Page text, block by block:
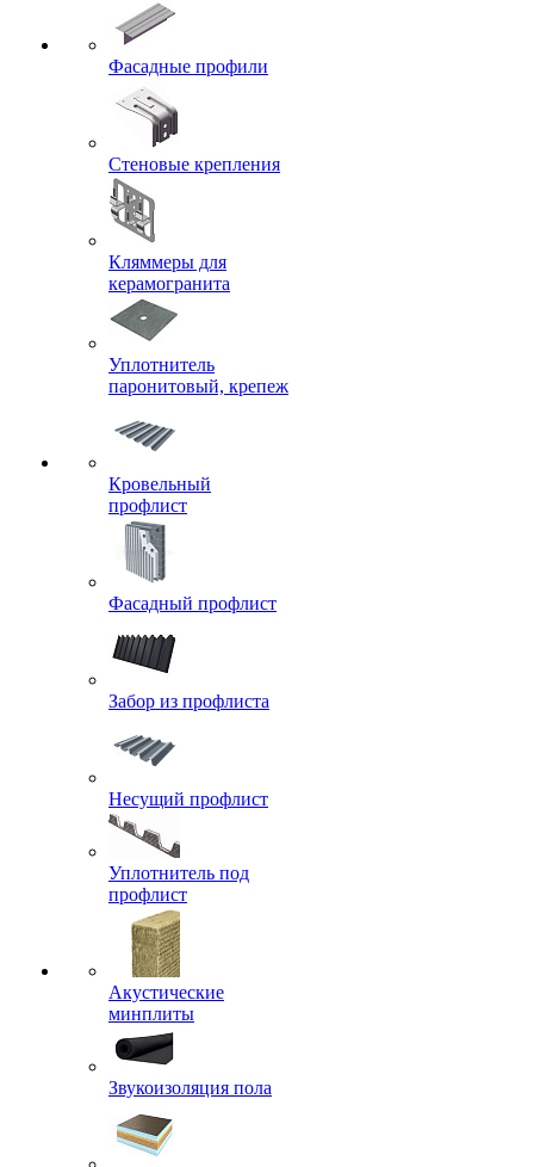
Фасадные профили
Стеновые крепления
Кляммеры для
керамогранита
Уплотнитель
паронитовый, крепеж
Кровельный
профлист
Фасадный профлист
Забор из профлиста
Несущий профлист
Уплотнитель под
профлист
Акустические
минплиты
Звукоизоляция пола